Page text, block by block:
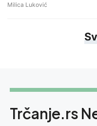
Milica Luković
Trčanje.rs